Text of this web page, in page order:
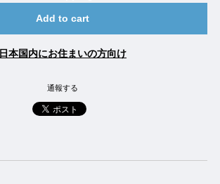
Add to cart
日本国内にお住まいの方向け
通報する